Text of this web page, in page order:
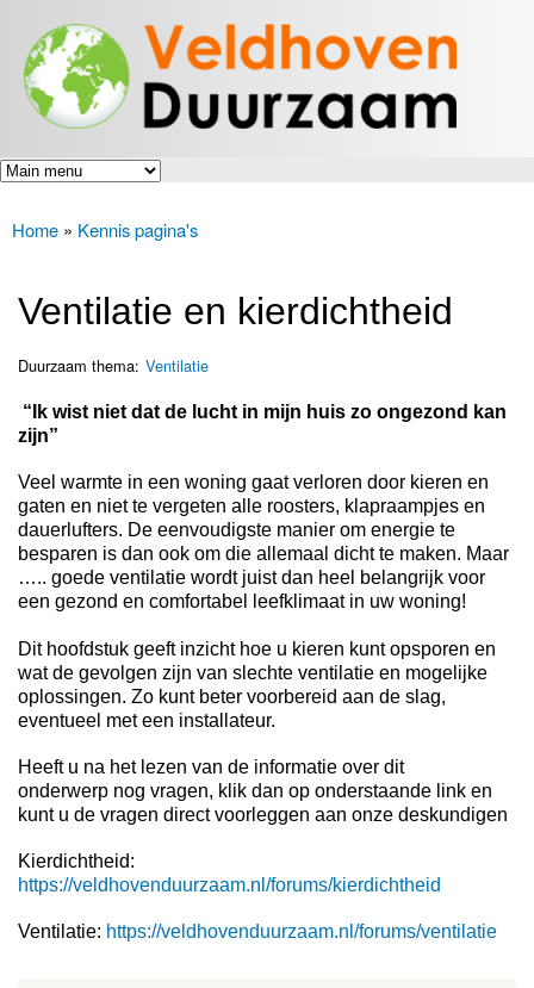
en naar
de inhoud
gaan
Veldhoven
Duurzaam
Energiek
naar de
toekomst
U bent hier
Home » Kennis pagina's
Ventilatie en kierdichtheid
Duurzaam thema: Ventilatie
“Ik wist niet dat de lucht in mijn huis zo ongezond kan
zijn”
Veel warmte in een woning gaat verloren door kieren en
gaten en niet te vergeten alle roosters, klapraampjes en
dauerlufters. De eenvoudigste manier om energie te
besparen is dan ook om die allemaal dicht te maken. Maar
….. goede ventilatie wordt juist dan heel belangrijk voor
een gezond en comfortabel leefklimaat in uw woning!
Dit hoofdstuk geeft inzicht hoe u kieren kunt opsporen en
wat de gevolgen zijn van slechte ventilatie en mogelijke
oplossingen. Zo kunt beter voorbereid aan de slag,
eventueel met een installateur.
Heeft u na het lezen van de informatie over dit
onderwerp nog vragen, klik dan op onderstaande link en
kunt u de vragen direct voorleggen aan onze deskundigen
Kierdichtheid:
https://veldhovenduurzaam.nl/forums/kierdichtheid
Ventilatie: https://veldhovenduurzaam.nl/forums/ventilatie